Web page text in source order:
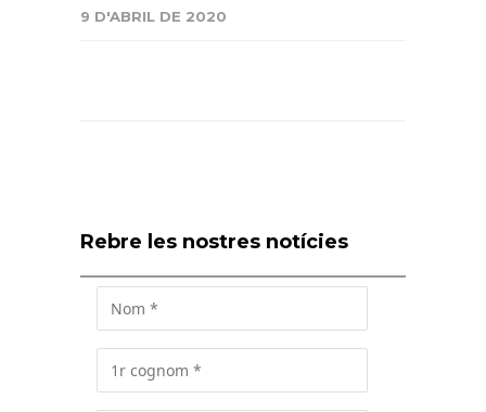
9 D'ABRIL DE 2020
Rebre les nostres notícies